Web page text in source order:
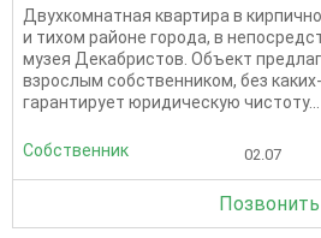
Двухкомнатная квартира в
и тихом районе города, в
музея Декабристов. Объект
взрослым собственником, без
гарантирует юридическую чистоту...
Собственник 02.07
Позвонить